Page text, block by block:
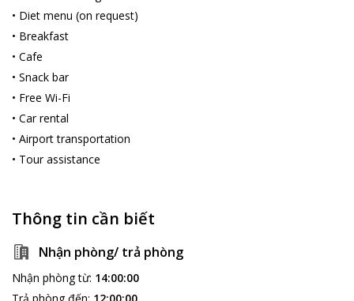
• Diet menu (on request)
• Breakfast
• Cafe
• Snack bar
• Free Wi-Fi
• Car rental
• Airport transportation
• Tour assistance
Thông tin cần biết
Nhận phòng/ trả phòng
Nhận phòng từ: 14:00:00